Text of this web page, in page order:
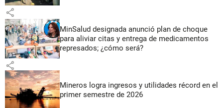
share
MinSalud designada anunció plan de choque
para aliviar citas y entrega de medicamentos
represados; ¿cómo será?
share
Mineros logra ingresos y utilidades récord en el
primer semestre de 2026